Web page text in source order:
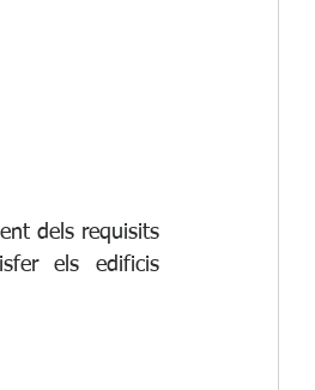
dels requisits
els edificis